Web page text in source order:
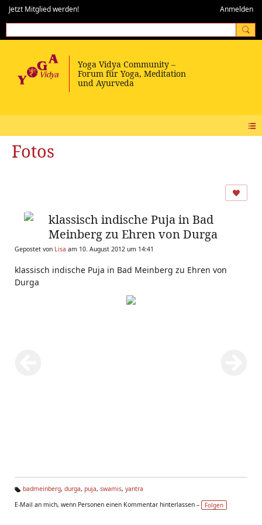
Jetzt Mitglied werden! Anmelden
Fotos
klassisch indische Puja in Bad
Meinberg zu Ehren von Durga
Gepostet von Lisa am 10. August 2012 um 14:41
klassisch indische Puja in Bad Meinberg zu Ehren von
Durga
g
badmeinberg, durga, puja, swamis, yantra
E-Mail an mich, wenn Personen einen Kommentar hinterlassen –
Folgen